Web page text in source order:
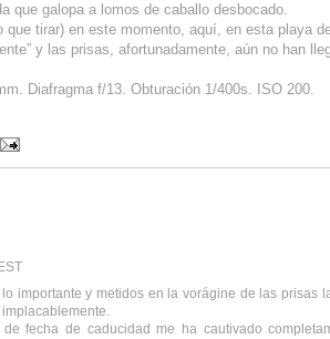
que galopa a lomos de caballo desbocado.
tirar) en este momento, aquí, en esta playa
y las prisas, afortunadamente, aún no han
Diafragma f/13. Obturación 1/400s. ISO 200.
importante y metidos en la vorágine de las prisas
fecha de caducidad me ha cautivado